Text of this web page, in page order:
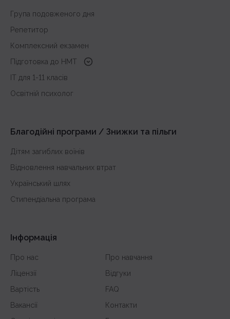
Група подовженого дня
Репетитор
Комплексний екзамен
Підготовка до HMT
з української мови
з історії України
IT для 1-11 класів
Освітній психолог
Благодійні програми / Знижки та пільги
Дітям загиблих воїнів
Відновлення навчальних втрат
Український шлях
Стипендіальна програма
Інформація
Про нас
Про навчання
Ліцензії
Відгуки
Вартість
FAQ
Вакансії
Контакти